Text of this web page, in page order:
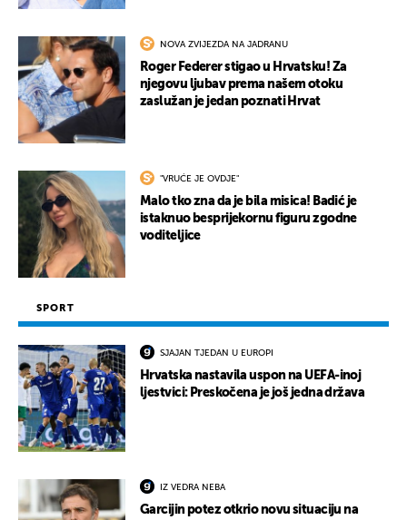
NOVA ZVIJEZDA NA JADRANU
Roger Federer stigao u Hrvatsku! Za
njegovu ljubav prema našem otoku
zaslužan je jedan poznati Hrvat
"VRUĆE JE OVDJE"
Malo tko zna da je bila misica! Badić je
istaknuo besprijekornu figuru zgodne
voditeljice
SPORT
SJAJAN TJEDAN U EUROPI
Hrvatska nastavila uspon na UEFA-inoj
ljestvici: Preskočena je još jedna država
IZ VEDRA NEBA
Garcijin potez otkrio novu situaciju na